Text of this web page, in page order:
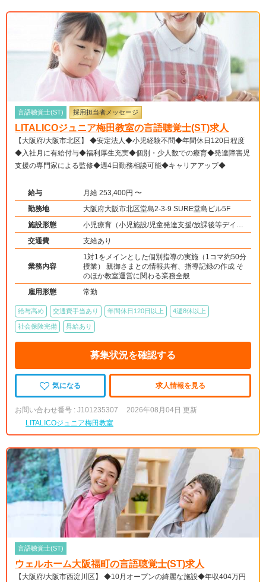
言語聴覚士(ST) 採用担当者メッセージ
LITALICOジュニア梅田教室の言語聴覚士(ST)求人
【大阪府/大阪市北区】 ◆安定法人◆小児経験不問◆年間休日120日程度
◆入社月に有給付与◆福利厚生充実◆個別・少人数での療育◆発達障害児
支援の専門家による監修◆週4日勤務相談可能◆キャリアアップ◆
給与
月給 253,400円 〜
勤務地
大阪府大阪市北区堂島2-3-9 SURE堂島ビル5F
施設形態
小児療育（小児施設/児童発達支援/放課後等デイサ
ービス）
交通費 支給あり
業務内容
1対1をメインとした個別指導の実施（1コマ約50分
授業） 親御さまとの情報共有、指導記録の作成 そ
のほか教室運営に関わる業務全般
雇用形態
常勤
給与高め 交通費手当あり 年間休日120日以上 4週8休以上
社会保険完備 昇給あり
募集状況を確認する
気になる 求人情報を見る
お問い合わせ番号 : J101235307
2026年08月04日 更新
LITALICOジュニア梅田教室
言語聴覚士(ST)
ウェルホーム大阪福町の言語聴覚士(ST)求人
【大阪府/大阪市西淀川区】 ◆10月オープンの綺麗な施設◆年収404万円